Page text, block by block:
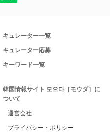
キュレーター一覧
キュレーター応募
キーワード一覧
韓国情報サイト 모으다［モウダ］に
ついて
運営会社
プライバシー・ポリシー